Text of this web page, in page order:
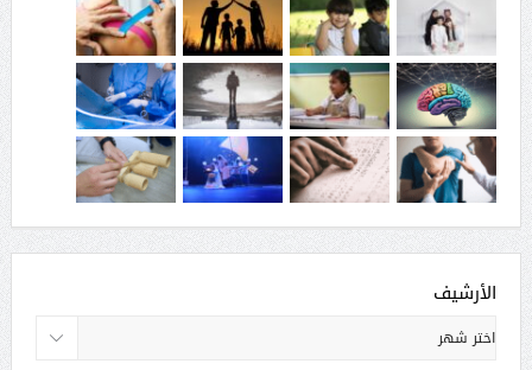
الأرشيف